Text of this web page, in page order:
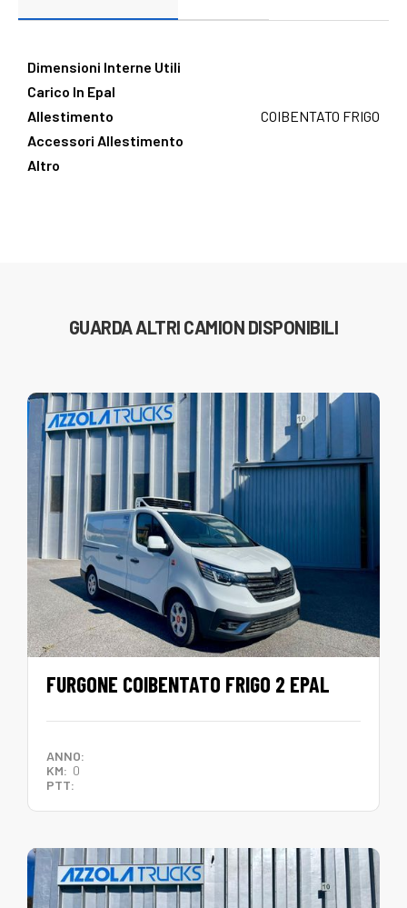
Dimensioni Interne Utili
Carico In Epal
Allestimento
COIBENTATO FRIGO
Accessori Allestimento
Altro
GUARDA ALTRI CAMION DISPONIBILI
FURGONE COIBENTATO FRIGO 2 EPAL
ANNO:
KM: 0
PTT: